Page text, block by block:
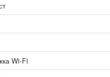
Wi-Fi